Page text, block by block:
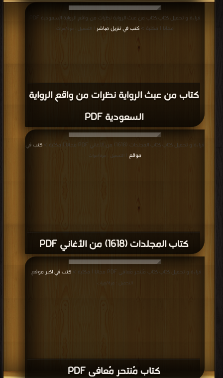
كتاب من عبث الرواية نظرات من واقع الرواية
السعودية PDF
مجانا | مكتبة >كتب في تنزيل مباشر | التحميل : مرة/مرات
كتاب المجلدات (1618) من الأغاني PDF
قراءة و تحميل كتاب كتاب المجلدات (1618) من الأغاني PDF مجانا | مكتبة >
كتب في
موقع
| التحميل : مرة/مرات
كتاب مُنتحر مُعافى PDF
قراءة و تحميل كتاب كتاب مُنتحر مُعافى PDF مجانا | مكتبة > كتب في اكبر موقع
التحميل : مرة/مرات